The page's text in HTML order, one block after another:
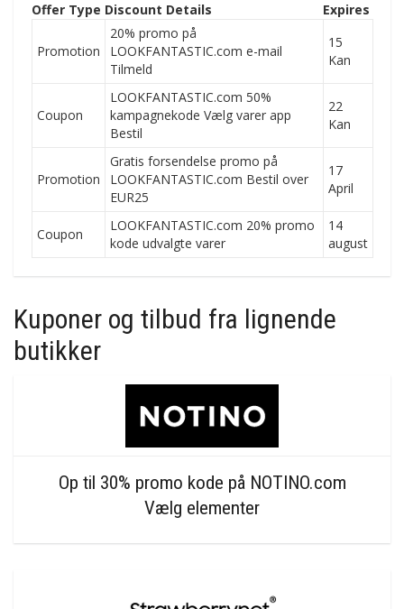
Offer Type Discount Details Expires
Promotion
20% promo på
LOOKFANTASTIC.com e-mail
Tilmeld
15
Kan
Coupon
LOOKFANTASTIC.com 50%
kampagnekode Vælg varer app
Bestil
22
Kan
Promotion
Gratis forsendelse promo på
LOOKFANTASTIC.com Bestil over
EUR25
17
April
Coupon
LOOKFANTASTIC.com 20% promo
kode udvalgte varer
14
august
Kuponer og tilbud fra lignende
butikker
Op til 30% promo kode på NOTINO.com
Vælg elementer